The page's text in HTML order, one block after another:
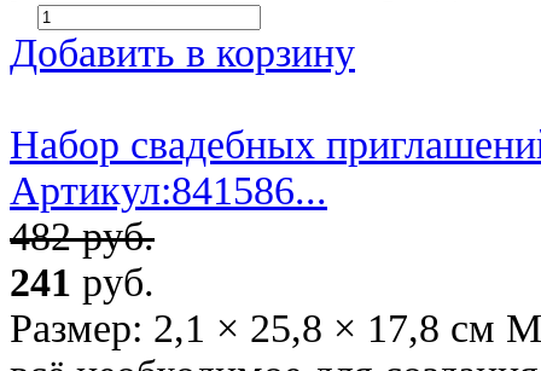
Добавить в корзину
Набор свадебных
Артикул:841586...
482 руб.
241 руб.
Размер: 2,1 × 25,8 × 17,8 см